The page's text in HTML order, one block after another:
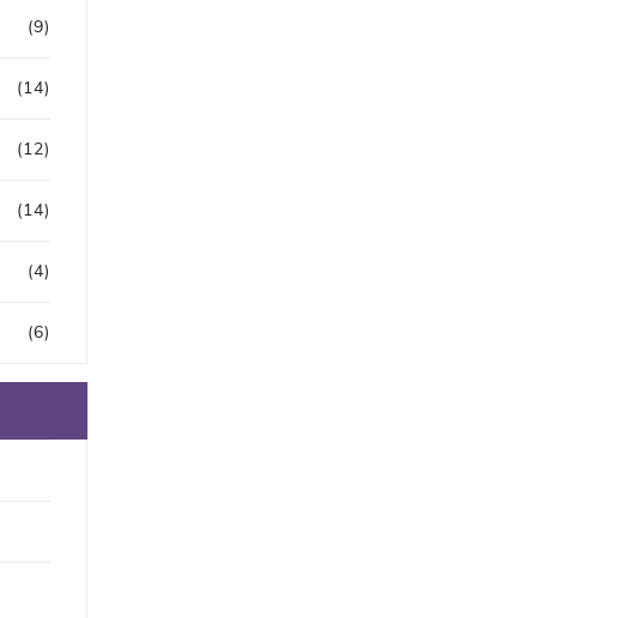
(9)
(14)
(12)
(14)
(4)
(6)